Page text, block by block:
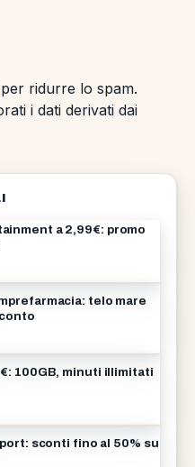
ridurre lo spam.
i dati derivati dai
a 2,99€: promo
telo mare
100GB, minuti illimitati
sconti fino al 50% su